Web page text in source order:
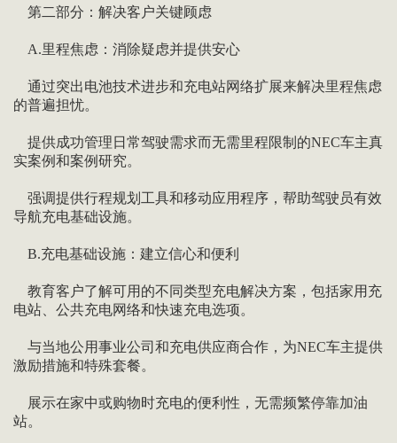
第二部分：解决客户关键顾虑
A.里程焦虑：消除疑虑并提供安心
通过突出电池技术进步和充电站网络扩展来解决里程焦虑
的普遍担忧。
提供成功管理日常驾驶需求而无需里程限制的NEC车主真
实案例和案例研究。
强调提供行程规划工具和移动应用程序，帮助驾驶员有效
导航充电基础设施。
B.充电基础设施：建立信心和便利
教育客户了解可用的不同类型充电解决方案，包括家用充
电站、公共充电网络和快速充电选项。
与当地公用事业公司和充电供应商合作，为NEC车主提供
激励措施和特殊套餐。
展示在家中或购物时充电的便利性，无需频繁停靠加油
站。